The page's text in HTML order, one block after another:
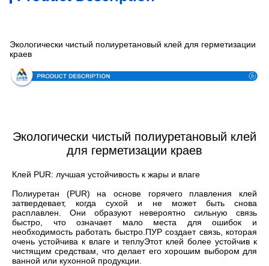
Экологически чистый полиуретановый клей для герметизации
краев
Экологически чистый полиуретановый клей
для герметизации краев
Клей PUR: лучшая устойчивость к жары и влаге
Полиуретан (PUR) на основе горячего плавления клей
затвердевает, когда сухой и не может быть снова
расплавлен. Они образуют невероятно сильную связь
быстро, что означает мало места для ошибок и
необходимость работать быстро.ПУР создает связь, которая
очень устойчива к влаге и теплуЭтот клей более устойчив к
чистящим средствам, что делает его хорошим выбором для
ванной или кухонной продукции.